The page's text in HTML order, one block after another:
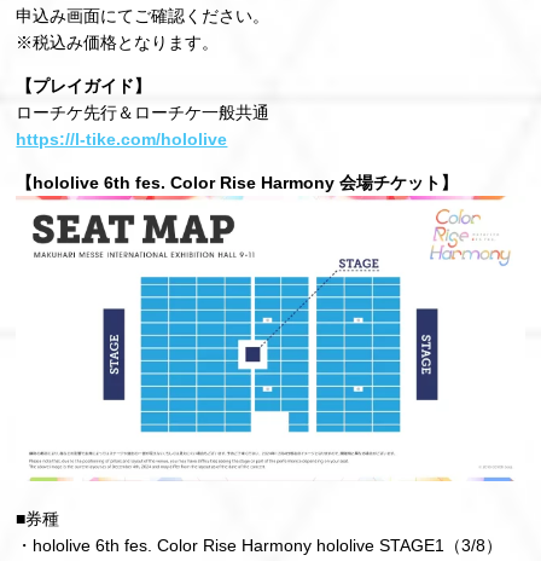
申込み画面にてご確認ください。
※税込み価格となります。
【プレイガイド】
ローチケ先行＆ローチケ一般共通
https://l-tike.com/hololive
【hololive 6th fes. Color Rise Harmony 会場チケット】
■券種
・hololive 6th fes. Color Rise Harmony hololive STAGE1（3/8）